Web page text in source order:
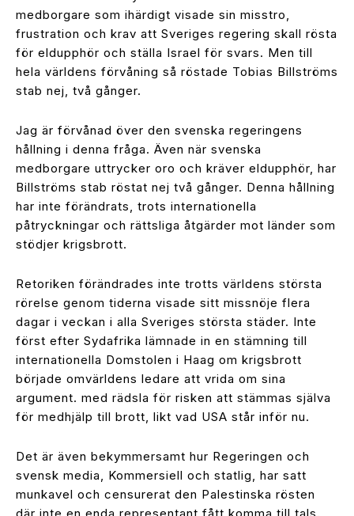
medborgare som ihärdigt visade sin misstro,
frustration och krav att Sveriges regering skall rösta
för eldupphör och ställa Israel för svars. Men till
hela världens förvåning så röstade Tobias Billströms
stab nej, två gånger.
Jag är förvånad över den svenska regeringens
hållning i denna fråga. Även när svenska
medborgare uttrycker oro och kräver eldupphör, har
Billströms stab röstat nej två gånger. Denna hållning
har inte förändrats, trots internationella
påtryckningar och rättsliga åtgärder mot länder som
stödjer krigsbrott.
Retoriken förändrades inte trotts världens största
rörelse genom tiderna visade sitt missnöje flera
dagar i veckan i alla Sveriges största städer. Inte
först efter Sydafrika lämnade in en stämning till
internationella Domstolen i Haag om krigsbrott
började omvärldens ledare att vrida om sina
argument. med rädsla för risken att stämmas själva
för medhjälp till brott, likt vad USA står inför nu.
Det är även bekymmersamt hur Regeringen och
svensk media, Kommersiell och statlig, har satt
munkavel och censurerat den Palestinska rösten
där inte en enda representant fått komma till tals.